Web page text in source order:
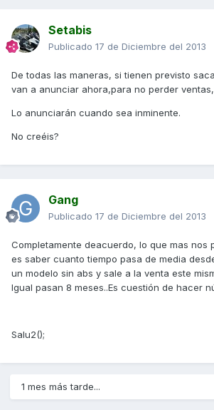
Setabis
Publicado 17 de Diciembre del 2013
De todas las maneras, si tienen previsto
van a anunciar ahora,para no perder
Lo anunciarán cuando sea inminente.
No creéis?
Gang
Publicado 17 de Diciembre del 2013
Completamente deacuerdo, lo que mas nos
es saber cuanto tiempo pasa de media
un modelo sin abs y sale a la venta este
Igual pasan 8 meses..Es cuestión de hacer
Salu2();
1 mes más tarde...